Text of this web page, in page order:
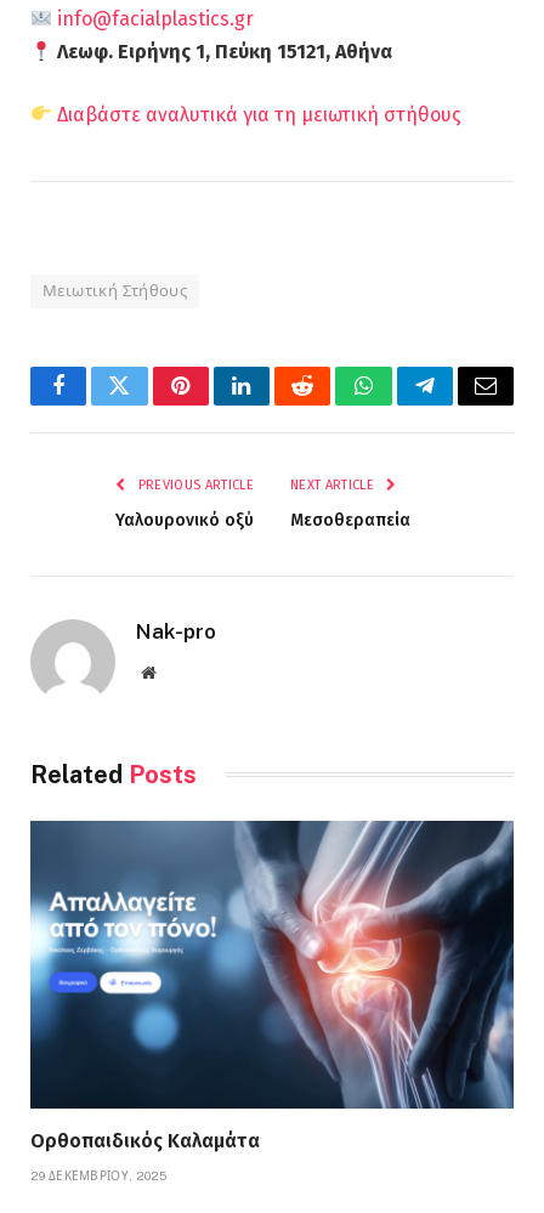
info@facialplastics.gr
Λεωφ. Ειρήνης 1, Πεύκη 15121, Αθήνα
Διαβάστε αναλυτικά για τη μειωτική στήθους
Μειωτική Στήθους
FacebookTwitterPinterestLinkedInRedditWhatsAppTelegramEmail
PREVIOUS ARTICLE
Υαλουρονικό οξύ
NEXT ARTICLE
Μεσοθεραπεία
Nak-pro
Website
Related Posts
Ορθοπαιδικός Καλαμάτα
29 ΔΕΚΕΜΒΡΊΟΥ, 2025